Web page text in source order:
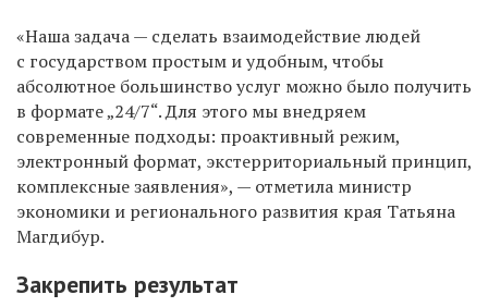
«Наша задача — сделать взаимодействие людей
с государством простым и удобным, чтобы
абсолютное большинство услуг можно было получить
в формате „24/7“. Для этого мы внедряем
современные подходы: проактивный режим,
электронный формат, экстерриториальный принцип,
комплексные заявления», — отметила министр
экономики и регионального развития края Татьяна
Магдибур.
Закрепить результат